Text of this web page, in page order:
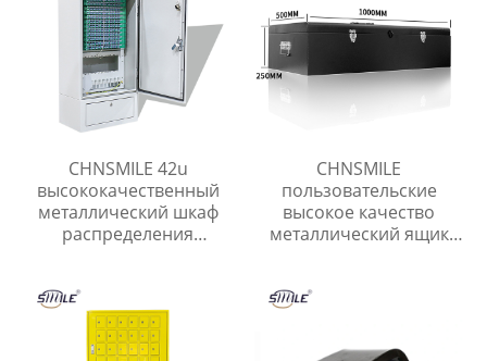
CHNSMILE 42u
высококачественный
металлический шкаф
распределения
CHNSMILE
пользовательские
высокое качество
металлический ящик
портативный
хранения